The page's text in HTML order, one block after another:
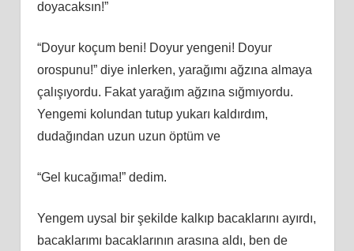
doyacaksın!”
“Doyur koçum beni! Doyur yengeni! Doyur
orospunu!” diye inlerken, yarağımı ağzına almaya
çalışıyordu. Fakat yarağım ağzına sığmıyordu.
Yengemi kolundan tutup yukarı kaldırdım,
dudağından uzun uzun öptüm ve
“Gel kucağıma!” dedim.
Yengem uysal bir şekilde kalkıp bacaklarını ayırdı,
bacaklarımı bacaklarının arasına aldı, ben de